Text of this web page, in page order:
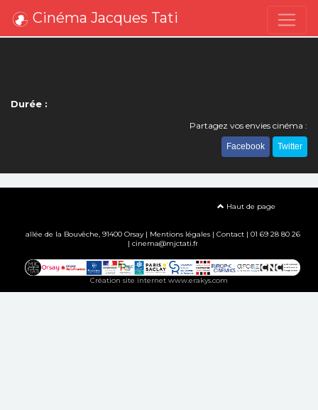
Cinéma Jacques Tati
Durée :
Partagez vos envies cinéma :
Facebook Twitter
Haut de page
allée de la Bouvêche, 91400 Orsay | Mentions légales| Contact| 01 69 28 80 26
| cinema@mjctati.fr
Création site internet www.erakys.com